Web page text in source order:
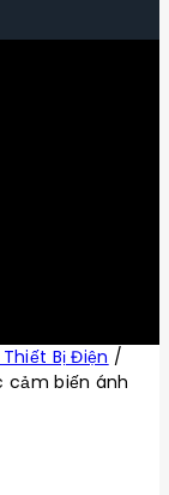
Bị Điện /
cảm biến ánh